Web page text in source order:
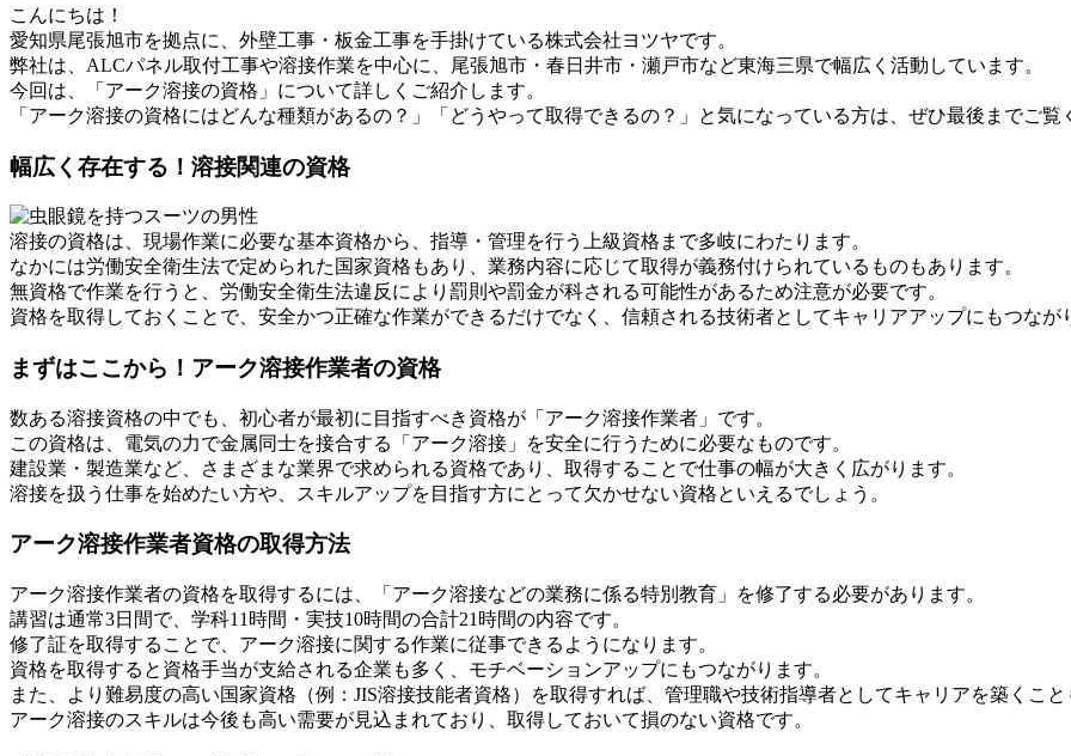
こんにちは！
愛知県尾張旭市を拠点に、外壁工事・板金工事を手掛けている株式会社ヨツヤです。
弊社は、ALCパネル取付工事や溶接作業を中心に、尾張旭市・春日井市・瀬戸市など東海三県で幅広く活動しています。
今回は、「アーク溶接の資格」について詳しくご紹介します。
「アーク溶接の資格にはどんな種類があるの？」「どうやって取得できるの？」と気になっている方は、ぜひ最後までご覧
幅広く存在する！溶接関連の資格
溶接の資格は、現場作業に必要な基本資格から、指導・管理を行う上級資格まで多岐にわたります。
なかには労働安全衛生法で定められた国家資格もあり、業務内容に応じて取得が義務付けられているものもあります。
無資格で作業を行うと、労働安全衛生法違反により罰則や罰金が科される可能性があるため注意が必要です。
資格を取得しておくことで、安全かつ正確な作業ができるだけでなく、信頼される技術者としてキャリアアップにもつなが
まずはここから！アーク溶接作業者の資格
数ある溶接資格の中でも、初心者が最初に目指すべき資格が「アーク溶接作業者」です。
この資格は、電気の力で金属同士を接合する「アーク溶接」を安全に行うために必要なものです。
建設業・製造業など、さまざまな業界で求められる資格であり、取得することで仕事の幅が大きく広がります。
溶接を扱う仕事を始めたい方や、スキルアップを目指す方にとって欠かせない資格といえるでしょう。
アーク溶接作業者資格の取得方法
アーク溶接作業者の資格を取得するには、「アーク溶接などの業務に係る特別教育」を修了する必要があります。
講習は通常3日間で、学科11時間・実技10時間の合計21時間の内容です。
修了証を取得することで、アーク溶接に関する作業に従事できるようになります。
資格を取得すると資格手当が支給される企業も多く、モチベーションアップにもつながります。
また、より難易度の高い国家資格（例：JIS溶接技能者資格）を取得すれば、管理職や技術指導者としてキャリアを築くこと
アーク溶接のスキルは今後も高い需要が見込まれており、取得しておいて損のない資格です。